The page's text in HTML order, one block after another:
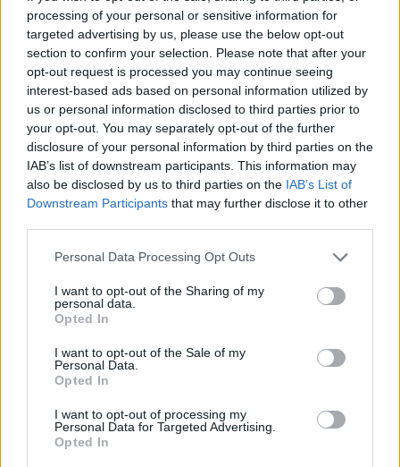
processing of your personal or sensitive information for
targeted advertising by us, please use the below opt-out
section to confirm your selection. Please note that after your
opt-out request is processed you may continue seeing
interest-based ads based on personal information utilized by
us or personal information disclosed to third parties prior to
your opt-out. You may separately opt-out of the further
disclosure of your personal information by third parties on the
IAB’s list of downstream participants. This information may
also be disclosed by us to third parties on the IAB’s List of
Downstream Participants that may further disclose it to other
Personal Data Processing Opt Outs
I want to opt-out of the Sharing of my
personal data.
Opted In
I want to opt-out of the Sale of my
Personal Data.
Opted In
I want to opt-out of processing my
Personal Data for Targeted Advertising.
Opted In
MMF a SB u Salvátora přijaly kritiku
27.9.2000 14:00 | PRAHA (EkoList)
Závěr diskusního fóra Jiná zpráva
za účasti představitelů
nevládních institucí aMezinárodního měnového fondu(MMF) a
Světové banky(SB) dnes proběhl ve zcela zaplněném evangelickém
kostele sv. Salvátora. SB a MMF ústy viceprezidenta SB Matse
Karlssona uznaly minulé chyby, zvláště ekologicky nešetrné
projekty a poskytování uvěrů nedemokratickým režimům.
Čtyřdenní fórum Jiná zpráva, kde se setkali kritici globálních
institucí, dnes představilo své závěry zástupcům finančních
institucí, aby se společně pokusili najít východiska.
27.9.2000 13:45 | DEŠTNÁ (ČIA)
Fontea z Deštné na Jindřichohradecku, která je jedním z největších
výrobců nealkoholických nápojů v České republice, meziroční
nárůst prodeje o přibližně 55 procent. Celkem podle předběžných
odhadů letos vyrobí 600 tisíc litrů nápojů a její tržby se přiblíží
hranici 350 miliónů korun.
Protesty: Starosta Prahy 1 odsoudil projevy násilí
27.9.2000 13:20 | PRAHA ( ČIA)
Městská část Praha 1 odsuzuje rabování, vandalismus, ničení